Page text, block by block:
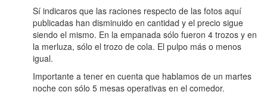
Sí indicaros que las raciones respecto de las fotos aquí
publicadas han disminuido en cantidad y el precio sigue
siendo el mismo. En la empanada sólo fueron 4 trozos y en
la merluza, sólo el trozo de cola. El pulpo más o menos
igual.
Importante a tener en cuenta que hablamos de un martes
noche con sólo 5 mesas operativas en el comedor.